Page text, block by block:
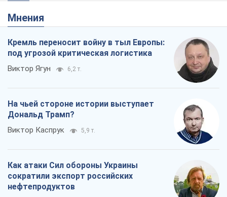
Мнения
Кремль переносит войну в тыл Европы:
под угрозой критическая логистика
Виктор Ягун 6,2 т.
На чьей стороне истории выступает
Дональд Трамп?
Виктор Каспрук 5,9 т.
Как атаки Сил обороны Украины
сократили экспорт российских
нефтепродуктов